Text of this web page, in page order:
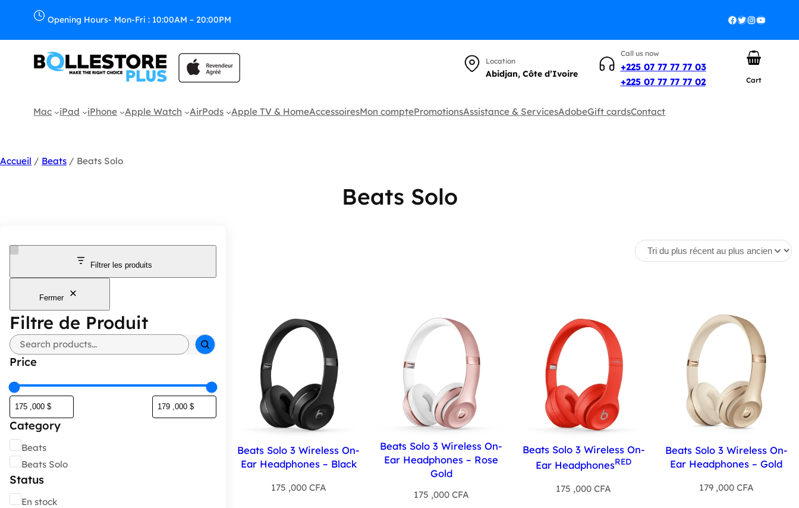
Opening Hours- Mon-Fri : 10:00AM – 20:00PM Facebook Twitter InstagramYouTube
Location
Abidjan, Côte d’Ivoire
Call us now
+225 07 77 77 77 03
+225 07 77 77 77 02
Cart
Mac iPad iPhone Apple Watch AirPods Apple TV & HomeAccessoiresMon comptePromotionsAssistance & ServicesAdobeGift cardsContact
Accueil / Beats / Beats Solo
Beats Solo
Filtrer les produits
Fermer
Filtre de Produit
Rechercher
Price
Category
Catégorie
Beats
Beats Solo
Status
ÉtatEn stock
Beats Solo 3 Wireless On-
Ear Headphones – Black
175 ,000 CFA
Beats Solo 3 Wireless On-
Ear Headphones – Rose
Gold
175 ,000 CFA
Beats Solo 3 Wireless On-
Ear HeadphonesRED
175 ,000CFA
Beats Solo 3 Wireless On-
Ear Headphones – Gold
179 ,000 CFA